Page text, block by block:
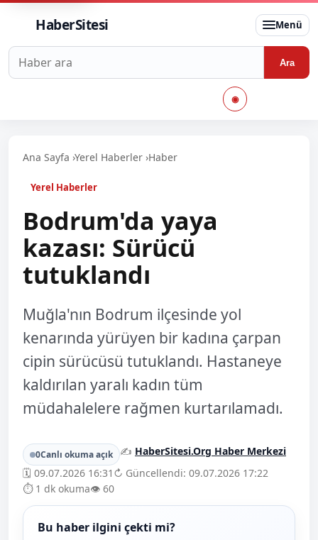
HaberSitesi Menü
Haberlerde ara
Ara
◉
Ana Sayfa ›Yerel Haberler ›Haber
Yerel Haberler
Bodrum'da yaya
kazası: Sürücü
tutuklandı
Muğla'nın Bodrum ilçesinde yol
kenarında yürüyen bir kadına çarpan
cipin sürücüsü tutuklandı. Hastaneye
kaldırılan yaralı kadın tüm
müdahalelere rağmen kurtarılamadı.
✍️ HaberSitesi.Org Haber Merkezi
🗓️ 09.07.2026 16:31 ↻ Güncellendi: 09.07.2026 17:22
⏱️ 1 dk okuma👁️ 60
0Canlı okuma açık
Bu haber ilgini çekti mi?